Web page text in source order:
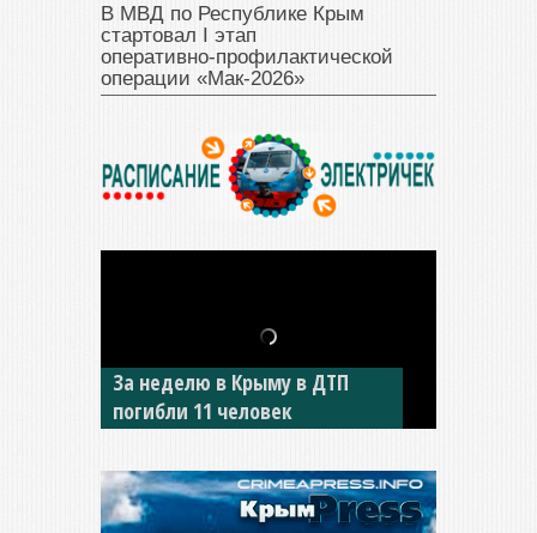
В МВД по Республике Крым
стартовал I этап
оперативно‑профилактической
операции «Мак‑2026»
За неделю в Крыму в ДТП
погибли 11 человек
В Джанкое водитель ВАЗа
сбил двух детей на «зебре»